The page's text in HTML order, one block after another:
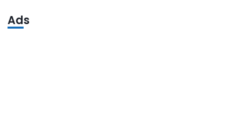
Ads